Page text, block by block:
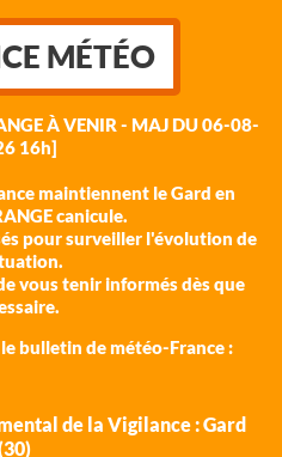
MÉTÉO
À VENIR - MAJ DU 06-08-
16h]
maintiennent le Gard en
canicule.
pour surveiller l'évolution de
vous tenir informés dès que
bulletin de météo-France :
de la Vigilance : Gard